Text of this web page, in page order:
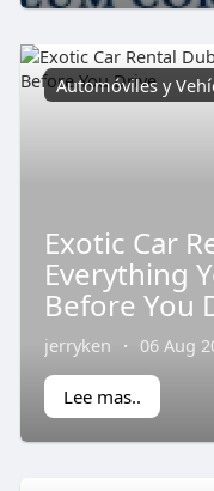
Automóviles y
Exotic Car
Everything
Before You
jerryken · 06 Aug
Lee mas..